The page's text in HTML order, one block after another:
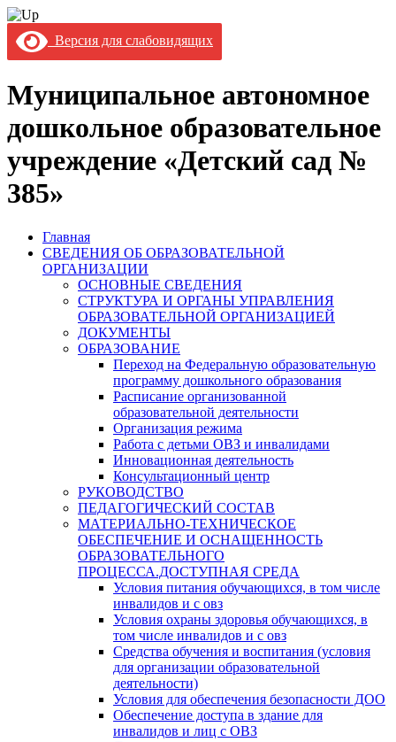
Версия для слабовидящих
Муниципальное автономное
дошкольное образовательное
учреждение «Детский сад №
385»
Главная
СВЕДЕНИЯ ОБ ОБРАЗОВАТЕЛЬНОЙ
ОРГАНИЗАЦИИ
ОСНОВНЫЕ СВЕДЕНИЯ
СТРУКТУРА И ОРГАНЫ УПРАВЛЕНИЯ
ОБРАЗОВАТЕЛЬНОЙ ОРГАНИЗАЦИЕЙ
ДОКУМЕНТЫ
ОБРАЗОВАНИЕ
Переход на Федеральную образовательную
программу дошкольного образования
Расписание организованной
образовательной деятельности
Организация режима
Работа с детьми ОВЗ и инвалидами
Инновационная деятельность
Консультационный центр
РУКОВОДСТВО
ПЕДАГОГИЧЕСКИЙ СОСТАВ
МАТЕРИАЛЬНО-ТЕХНИЧЕСКОЕ
ОБЕСПЕЧЕНИЕ И ОСНАЩЕННОСТЬ
ОБРАЗОВАТЕЛЬНОГО
ПРОЦЕССА.ДОСТУПНАЯ СРЕДА
Условия питания обучающихся, в том числе
инвалидов и с овз
Условия охраны здоровья обучающихся, в
том числе инвалидов и с овз
Средства обучения и воспитания (условия
для организации образовательной
деятельности)
Условия для обеспечения безопасности ДОО
Обеспечение доступа в здание для
инвалидов и лиц с ОВЗ